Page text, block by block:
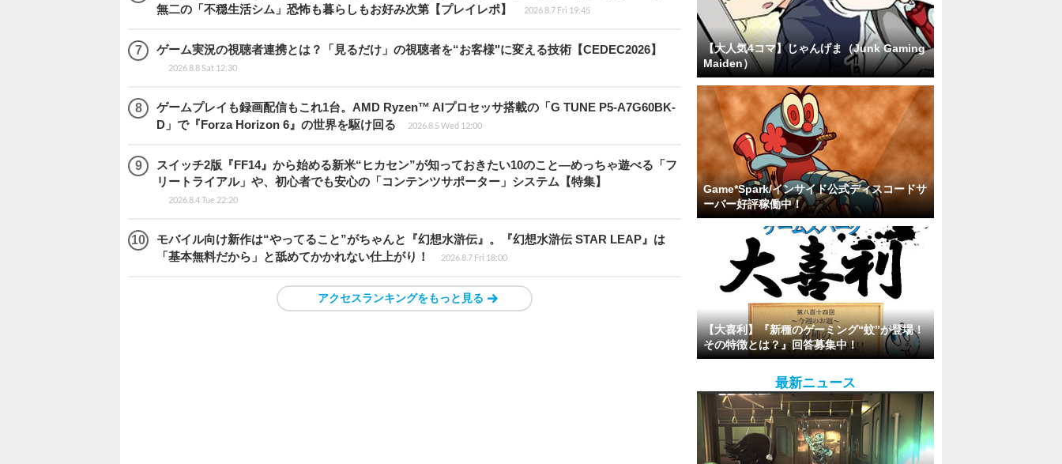
無二の「不穏生活シム」恐怖も暮らしもお好み次第【プレイレポ】
2026.8.7 Fri 19:45
ゲーム実況の視聴者連携とは？「見るだけ」の視聴者を“お客様"に変える技術【CEDEC2026】
2026.8.8 Sat 12:30
ゲームプレイも録画配信もこれ1台。AMD Ryzen™ AIプロセッサ搭載の「G TUNE P5-A7G60BK-
D」で『Forza Horizon 6』の世界を駆け回る
2026.8.5 Wed 12:00
スイッチ2版『FF14』から始める新米“ヒカセン”が知っておきたい10のこと―めっちゃ遊べる「フ
リートライアル」や、初心者でも安心の「コンテンツサポーター」システム【特集】
2026.8.4 Tue 22:20
モバイル向け新作は“やってること”がちゃんと『幻想水滸伝』。『幻想水滸伝 STAR LEAP』は
「基本無料だから」と舐めてかかれない仕上がり！
2026.8.7 Fri 18:00
アクセスランキングをもっと見る
【大人気4コマ】じゃんげま（Junk Gaming
Maiden）
Game*Spark/インサイド公式ディスコードサ
ーバー好評稼働中！
【大喜利】『新種のゲーミング“蚊”が登場！
その特徴とは？』回答募集中！
最新ニュース